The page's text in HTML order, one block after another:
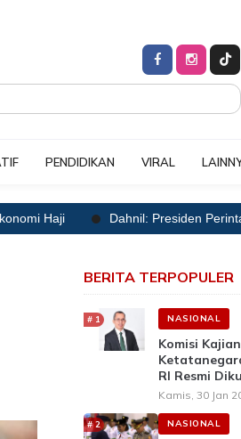
PENDIDIKAN VIRAL
Haji Dahnil: Presiden
BERITA TERPOPULER
NASIONAL
Komisi Kajian
RI Resmi
Prof Mustari:
UUD 1945
Kamis, 30 Jan
NASIONAL